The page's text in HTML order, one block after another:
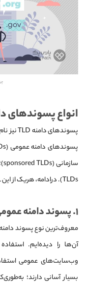
انواع پسوندهای
TLDs). درادامه، هریک از این TDLها را بیشتر توضیح می‌دهیم.
۱. پسوند دامنه عمومی (gTLDs)
معروف‌ترین نوع پسوند
آن‌ها را دیده‌ایم.
وب‌سایت‌های عمومی
بسیار آسانی دارند؛